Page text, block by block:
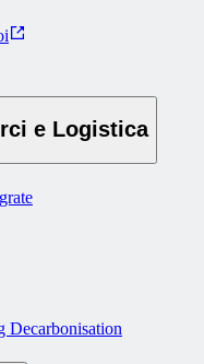
e Logistica
Decarbonisation